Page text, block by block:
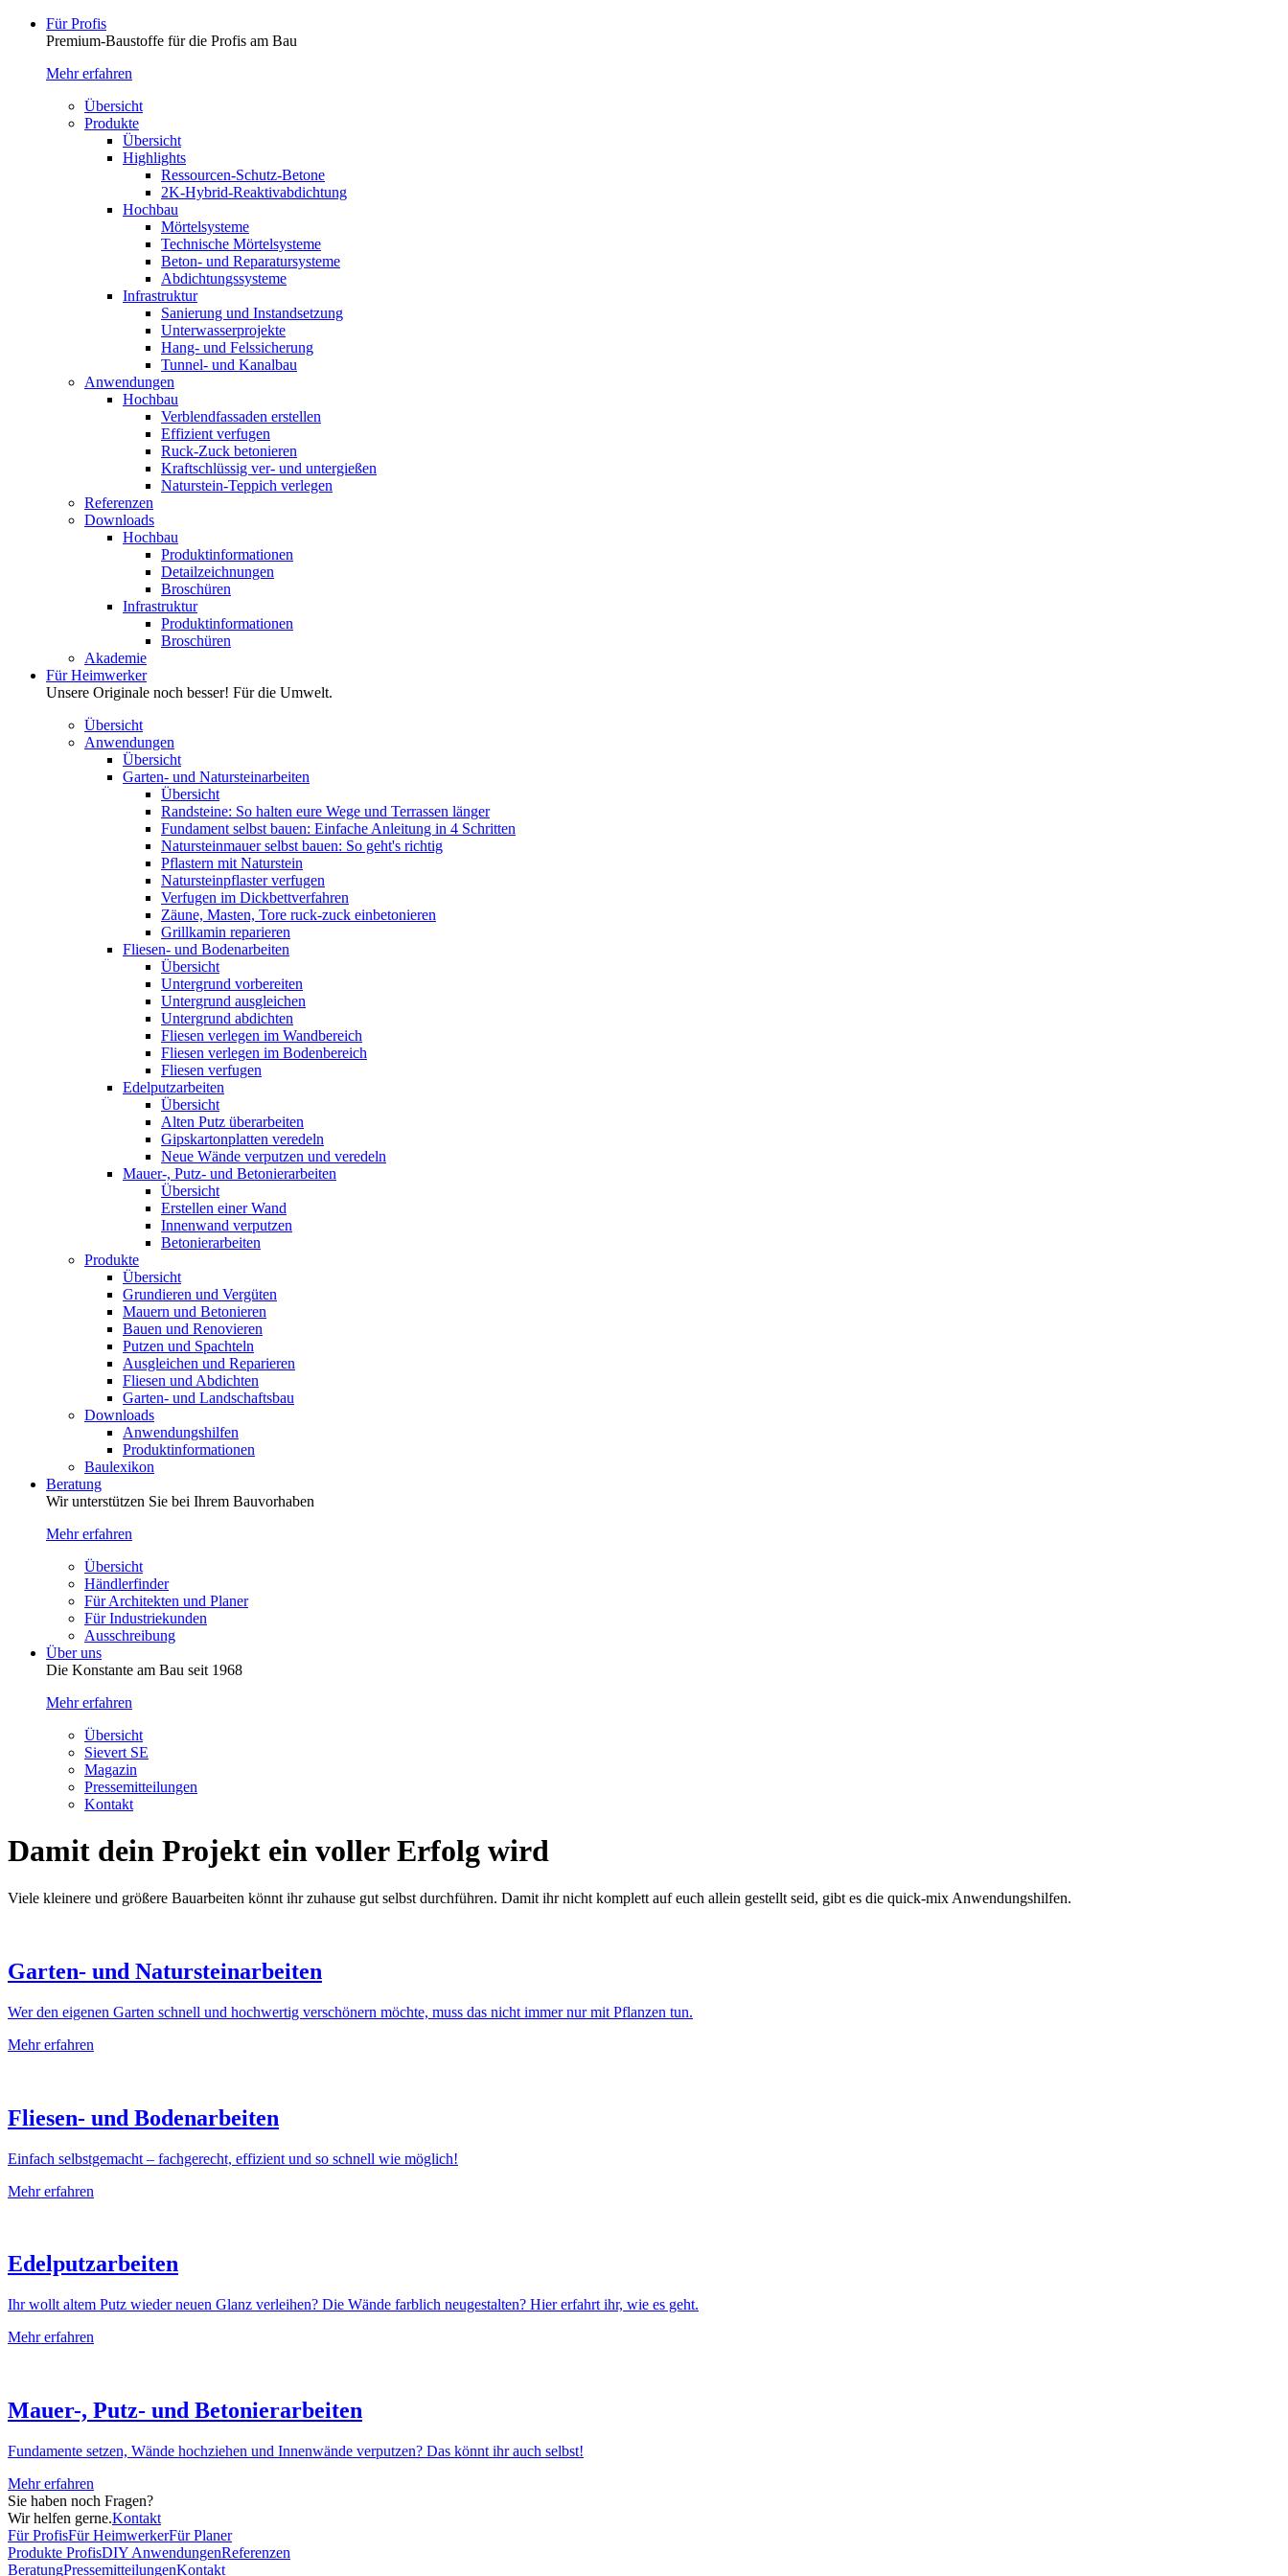
Für Profis
Premium-Baustoffe für die Profis am Bau
Mehr erfahren
Übersicht
Produkte
Übersicht
Highlights
Ressourcen-Schutz-Betone
2K-Hybrid-Reaktivab­dichtung
Hochbau
Mörtelsysteme
Technische Mörtelsysteme
Beton- und Reparatursysteme
Abdichtungssysteme
Infrastruktur
Sanierung und Instandsetzung
Unterwasserprojekte
Hang- und Felssicherung
Tunnel- und Kanalbau
Anwendungen
Hochbau
Verblendfassaden erstellen
Effizient verfugen
Ruck-Zuck betonieren
Kraftschlüssig ver- und untergießen
Naturstein-Teppich verlegen
Referenzen
Downloads
Hochbau
Produktinformationen
Detailzeichnungen
Broschüren
Infrastruktur
Produktinformationen
Broschüren
Akademie
Für Heimwerker
Unsere Originale noch besser! Für die Umwelt.
Übersicht
Anwendungen
Übersicht
Garten- und Natursteinarbeiten
Übersicht
Randsteine: So halten eure Wege und Terrassen länger
Fundament selbst bauen: Einfache Anleitung in 4 Schritten
Natursteinmauer selbst bauen: So geht's richtig
Pflastern mit Naturstein
Natursteinpflaster verfugen
Verfugen im Dickbettverfahren
Zäune, Masten, Tore ruck-zuck einbetonieren
Grillkamin reparieren
Fliesen- und Bodenarbeiten
Übersicht
Untergrund vorbereiten
Untergrund ausgleichen
Untergrund abdichten
Fliesen verlegen im Wandbereich
Fliesen verlegen im Bodenbereich
Fliesen verfugen
Edelputzarbeiten
Übersicht
Alten Putz überarbeiten
Gipskartonplatten veredeln
Neue Wände verputzen und veredeln
Mauer-, Putz- und Betonierarbeiten
Übersicht
Erstellen einer Wand
Innenwand verputzen
Betonierarbeiten
Produkte
Übersicht
Grundieren und Vergüten
Mauern und Betonieren
Bauen und Renovieren
Putzen und Spachteln
Ausgleichen und Reparieren
Fliesen und Abdichten
Garten- und Landschaftsbau
Downloads
Anwendungshilfen
Produktinformationen
Baulexikon
Beratung
Wir unterstützen Sie bei Ihrem Bauvorhaben
Mehr erfahren
Übersicht
Händlerfinder
Für Architekten und Planer
Für Industriekunden
Ausschreibung
Über uns
Die Konstante am Bau seit 1968
Mehr erfahren
Übersicht
Sievert SE
Magazin
Pressemitteilungen
Kontakt
Damit dein Projekt ein voller Erfolg wird
Viele kleinere und größere Bauarbeiten könnt ihr zuhause gut selbst durchführen. Damit ihr nicht komplett auf euch allein gestellt seid, gibt es die quick-mix Anwendungshilfen.
Garten- und Naturstein­arbeiten
Wer den eigenen Garten schnell und hochwertig verschönern möchte, muss das nicht immer nur mit Pflanzen tun.
Mehr erfahren
Fliesen- und Boden­arbeiten
Einfach selbstgemacht – fachgerecht, effizient und so schnell wie möglich!
Mehr erfahren
Edelputzarbeiten
Ihr wollt altem Putz wieder neuen Glanz verleihen? Die Wände farblich neugestalten? Hier erfahrt ihr, wie es geht.
Mehr erfahren
Mauer-, Putz- und Betonierarbeiten
Fundamente setzen, Wände hochziehen und Innenwände verputzen? Das könnt ihr auch selbst!
Mehr erfahren
Sie haben noch Fragen?
Wir helfen gerne.Kontakt
Für ProfisFür HeimwerkerFür Planer
Produkte ProfisDIY AnwendungenReferenzen
BeratungPressemitteilungenKontakt